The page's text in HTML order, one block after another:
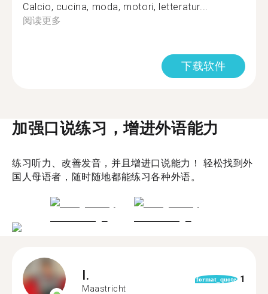
Calcio, cucina, moda, motori, letteratur...
阅读更多
下载软件
加强口说练习，增进外语能力
练习听力、改善发音，并且增进口说能力！ 轻松找到外
国人母语者，随时随地都能练习各种外语。
I.
Maastricht
format_quote 1